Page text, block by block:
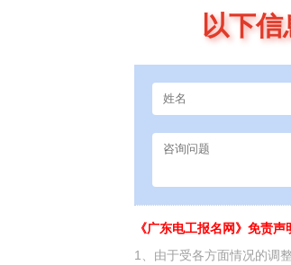
以下信
《广东电工报名网》免责声
1、由于受各方面情况的调